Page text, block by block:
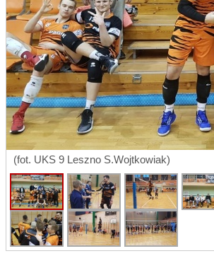
(fot. UKS 9 Leszno S.Wojtkowiak)